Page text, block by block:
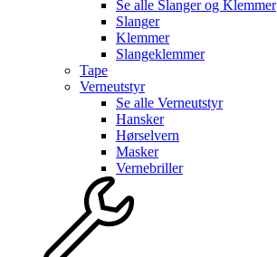
Se alle Slanger og Klemmer
Slanger
Klemmer
Slangeklemmer
Tape
Verneutstyr
Se alle Verneutstyr
Hansker
Hørselvern
Masker
Vernebriller